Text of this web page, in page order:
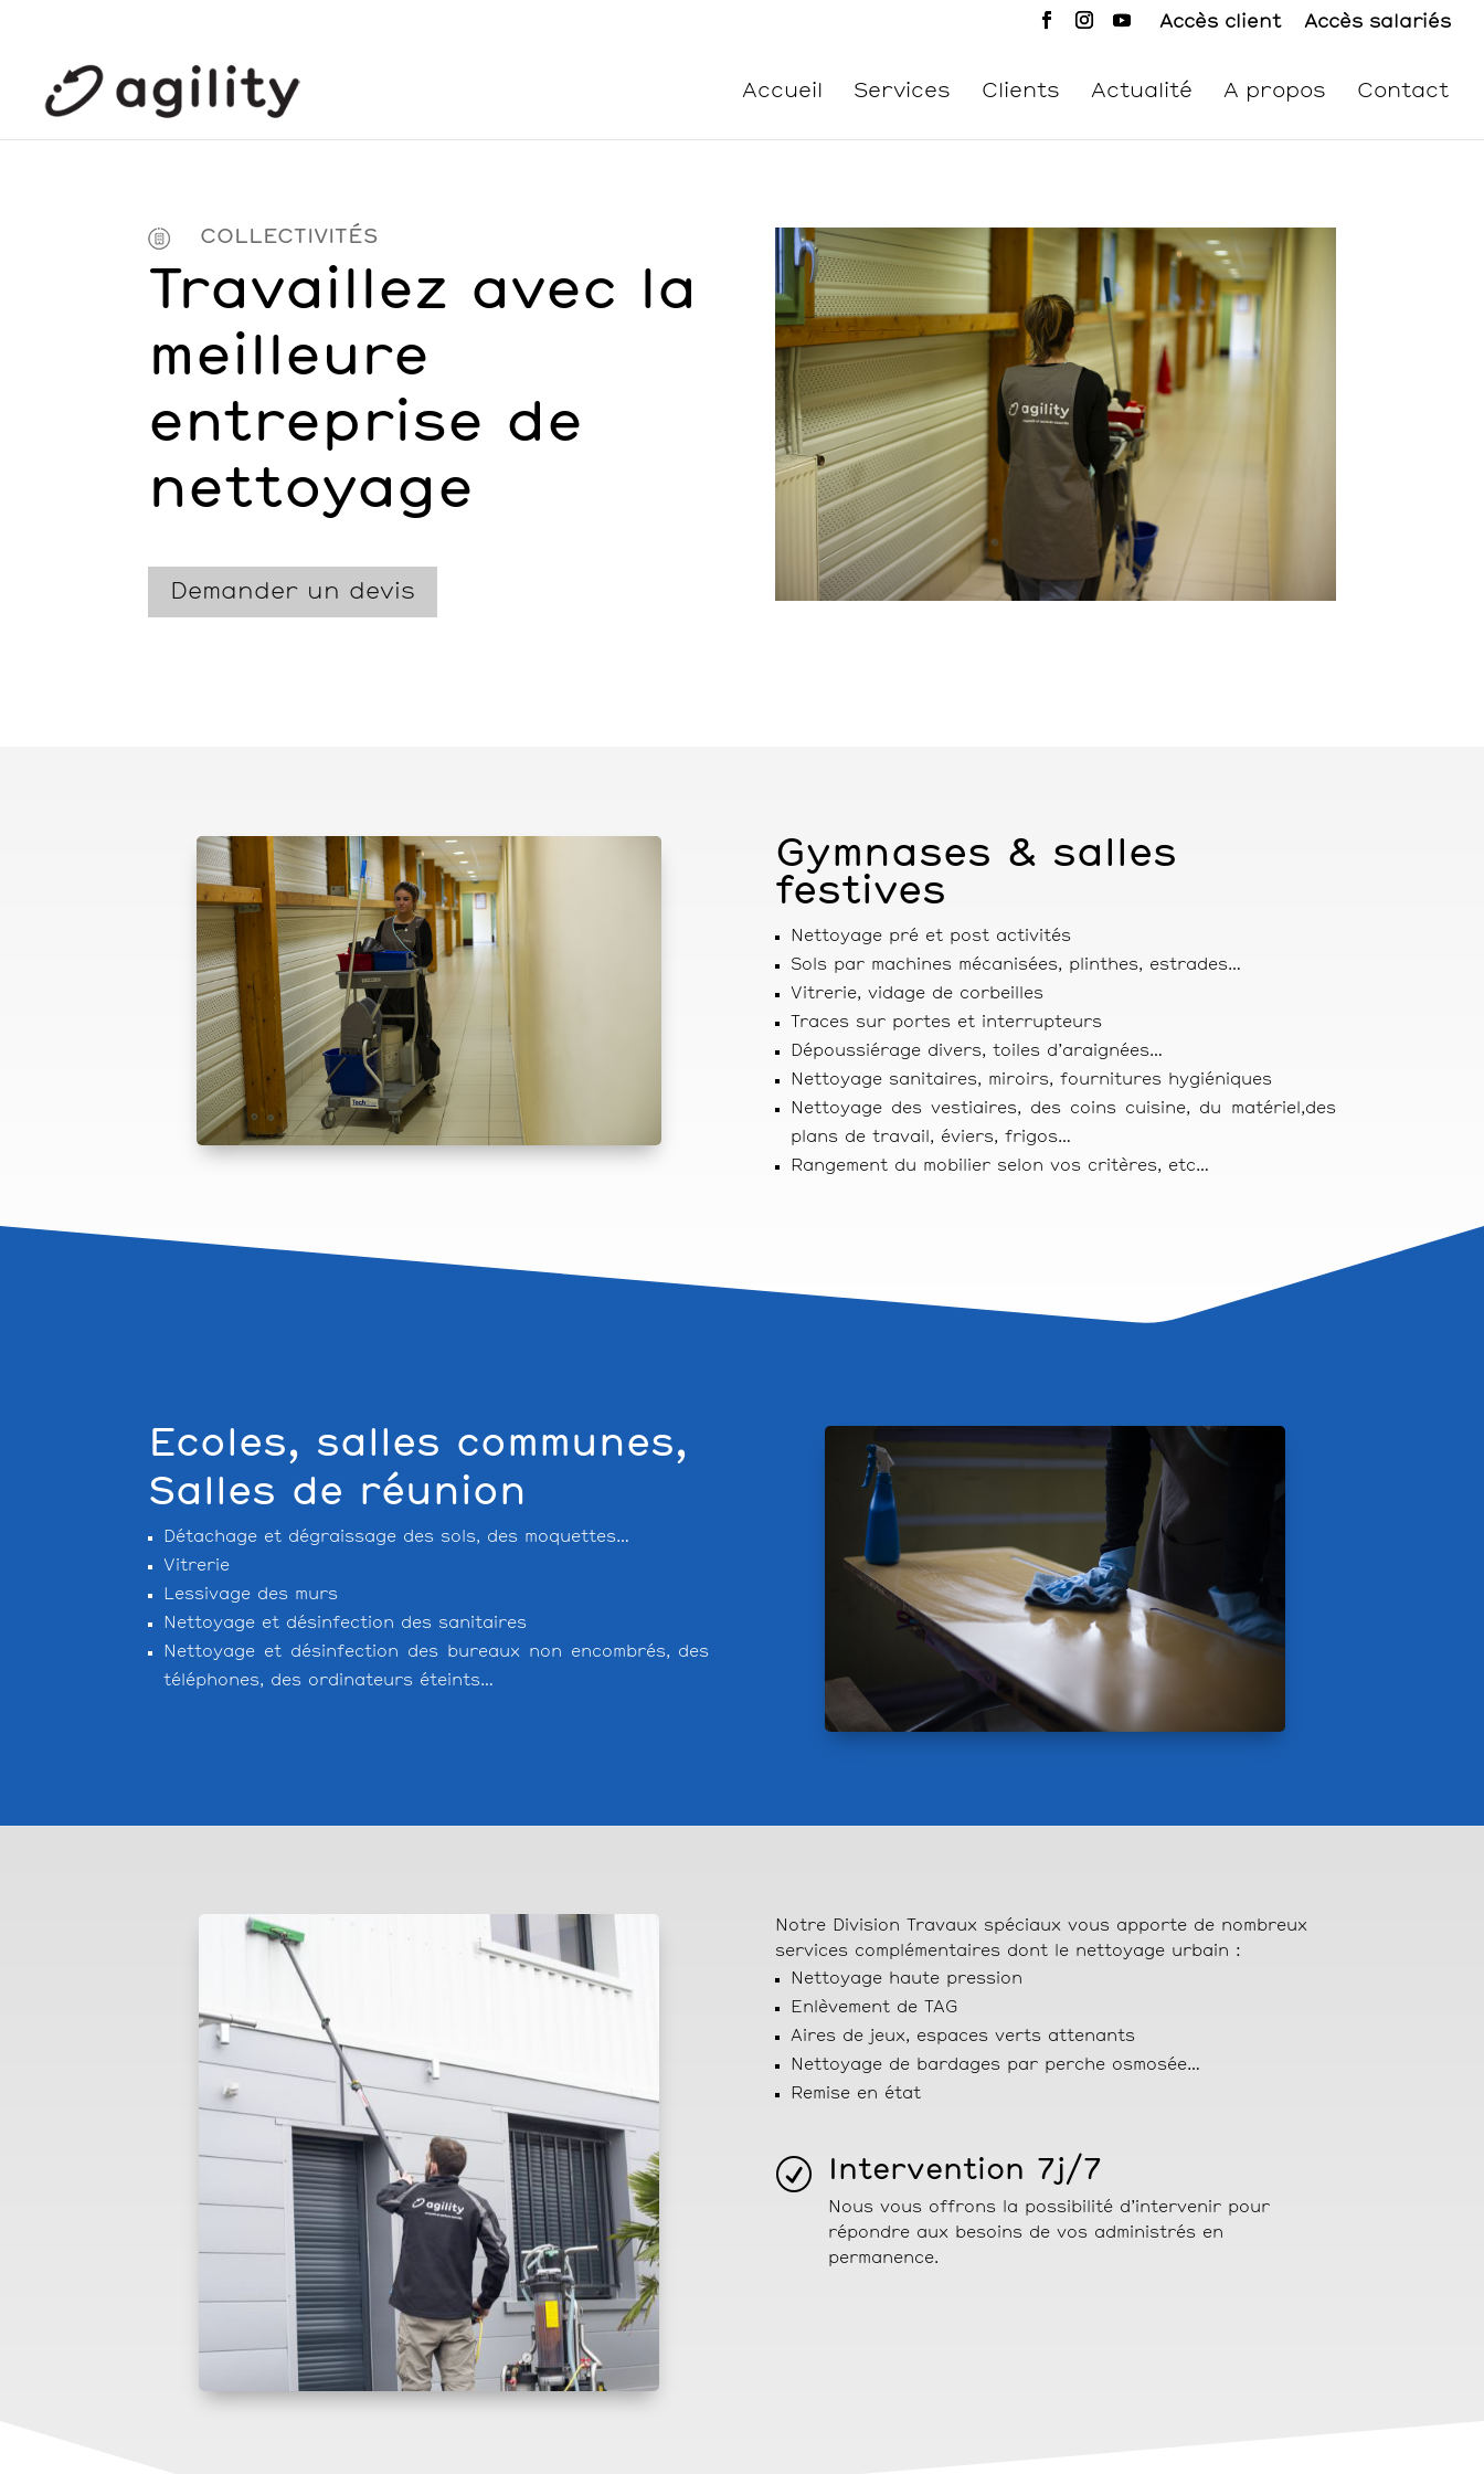
Accès client Accès salariés
Accueil Services Clients Actualité A propos Contact
COLLECTIVITÉS
Travaillez avec la
meilleure
entreprise de
nettoyage
Demander un devis
Gymnases & salles
festives
Nettoyage pré et post activités
Sols par machines mécanisées, plinthes, estrades…
Vitrerie, vidage de corbeilles
Traces sur portes et interrupteurs
Dépoussiérage divers, toiles d’araignées…
Nettoyage sanitaires, miroirs, fournitures hygiéniques
Nettoyage des vestiaires, des coins cuisine, du matériel,des
plans de travail, éviers, frigos…
Rangement du mobilier selon vos critères, etc…
Ecoles, salles communes,
Salles de réunion
Détachage et dégraissage des sols, des moquettes…
Vitrerie
Lessivage des murs
Nettoyage et désinfection des sanitaires
Nettoyage et désinfection des bureaux non encombrés, des
téléphones, des ordinateurs éteints…
Notre Division Travaux spéciaux vous apporte de nombreux
services complémentaires dont le nettoyage urbain :
Nettoyage haute pression
Enlèvement de TAG
Aires de jeux, espaces verts attenants
Nettoyage de bardages par perche osmosée…
Remise en état
R Intervention 7j/7
Nous vous offrons la possibilité d’intervenir pour
répondre aux besoins de vos administrés en
permanence.